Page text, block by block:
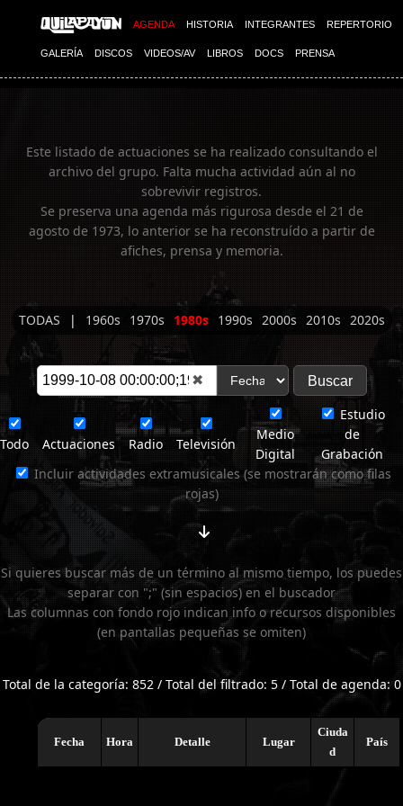
AGENDA HISTORIA INTEGRANTES REPERTORIO
GALERÍA DISCOS VIDEOS/AV LIBROS DOCS PRENSA
Imagen 01
Este listado de actuaciones se ha realizado consultando el
archivo del grupo. Falta mucha actividad aún al no
sobrevivir registros.
Se preserva una agenda más rigurosa desde el 21 de
agosto de 1973, lo anterior se ha reconstruído a partir de
afiches, prensa y memoria.
TODAS | 1960s 1970s 1980s 1990s 2000s 2010s 2020s
✖
Todo Actuaciones Radio Televisión
Medio
Digital
Estudio
de
Grabación
Incluir actividades extramusicales (se mostrarán como filas
rojas)
Si quieres buscar más de un término al mismo tiempo, los puedes
separar con ";" (sin espacios) en el buscador
Las columnas con fondo rojo indican info o recursos disponibles
(en pantallas pequeñas se omiten)
Total de la categoría: 852 / Total del filtrado: 5 / Total de agenda: 0
Fecha Hora Detalle Lugar
Ciuda
d
País